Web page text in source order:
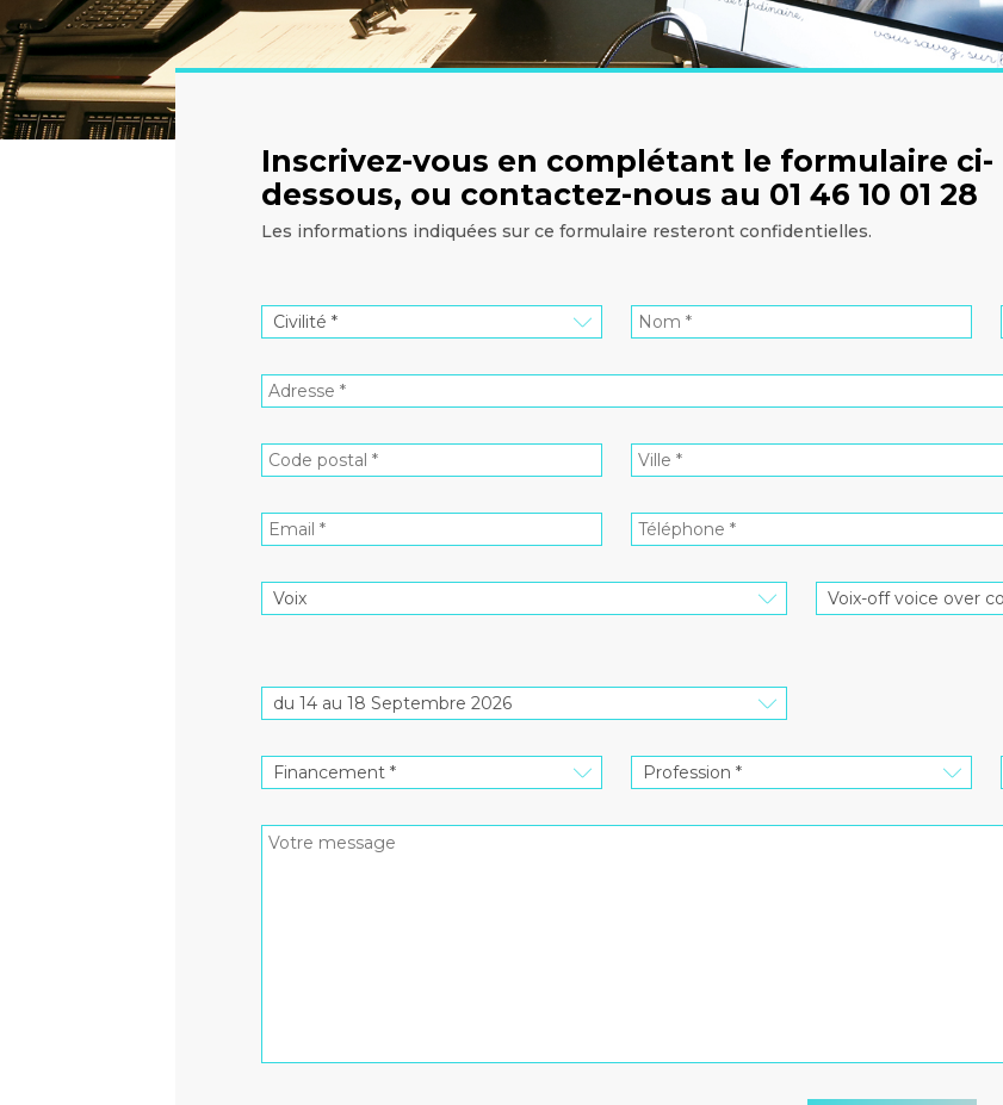
Inscrivez-vous en complétant le formulaire ci-
dessous, ou contactez-nous au 01 46 10 01 28
Les informations indiquées sur ce formulaire resteront confidentielles.